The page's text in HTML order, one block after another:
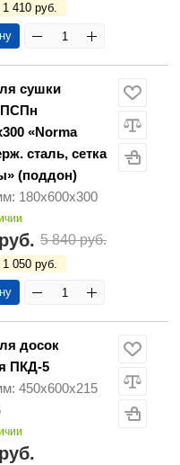
410 руб.
сушки
«Norma
сталь, сетка
(поддон)
180х600х300
5 840 руб.
050 руб.
досок
ПКД-5
450х600х215